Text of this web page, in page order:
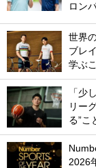
ロン
世界
ブレ
学ぶ
「少
リー
る”こ
2026